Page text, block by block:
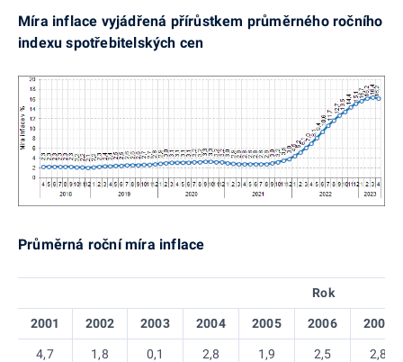
Míra inflace vyjádřená přírůstkem průměrného ročního
indexu spotřebitelských cen
Průměrná roční míra inflace
Rok
2001 2002 2003 2004 2005 2006 2007
4,7 1,8 0,1 2,8 1,9 2,5 2,8